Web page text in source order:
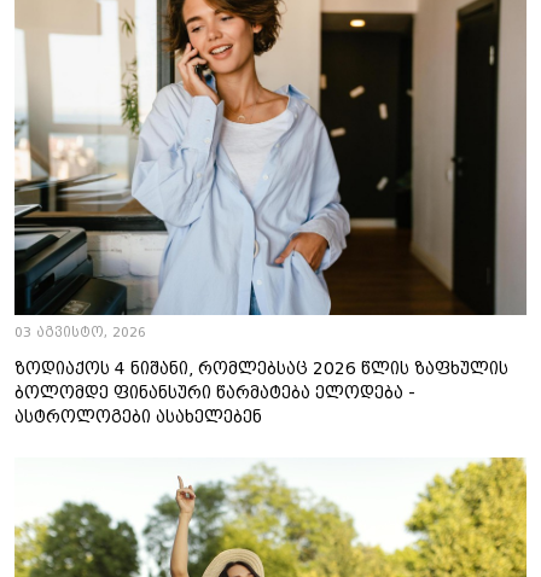
03 აგვისტო, 2026
ზოდიაქოს 4 ნიშანი, რომლებსაც 2026 წლის ზაფხულის
ბოლომდე ფინანსური წარმატება ელოდება -
ასტროლოგები ასახელებენ